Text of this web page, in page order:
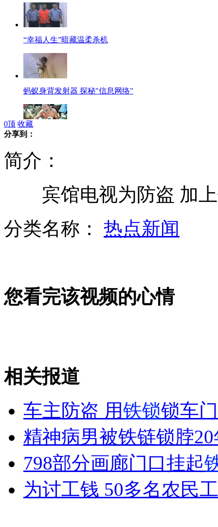
“幸福人生”暗藏温柔杀机
蚂蚁身背发射器 探秘"信息网络"
小伙首坐飞机微博求助网友搞笑回复
"微笑局长"回应"名表门":最贵3.5万
山西运城恶犬咬伤多人 警民合力深夜将其击毙
女孩北京地铁殴打老人 痛下狠手拳打脚踢
0顶 收藏
分享到：
简介：
宾馆电视为防盗 加上
分类名称： 热点新闻
您看完该视频的心情
相关报道
车主防盗 用铁锁锁车门
精神病男被铁链锁脖
798部分画廊门口挂起
为讨工钱 50多名农民